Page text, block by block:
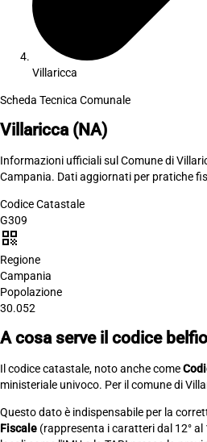
Villaricca
Scheda Tecnica Comunale
Villaricca (NA)
Informazioni ufficiali sul Comune di
Campania. Dati aggiornati per pratiche
Codice Catastale
G309
qr_code
Regione
Campania
Popolazione
30.052
A cosa serve il codice
Il codice catastale, noto anche come
ministeriale univoco. Per il comune di
Questo dato è indispensabile per la
Fiscale (rappresenta i caratteri dal 12°